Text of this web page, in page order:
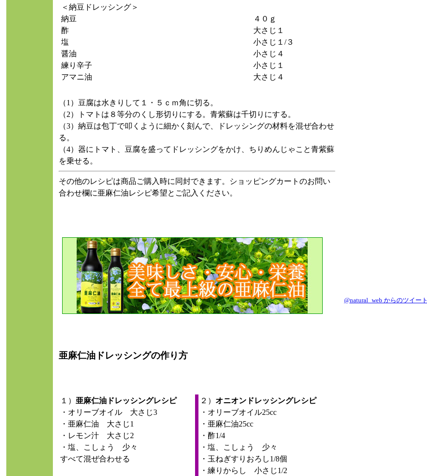
＜納豆ドレッシング＞
納豆
酢
塩
醤油
練り辛子
アマニ油
４０ｇ
大さじ１
小さじ１/３
小さじ４
小さじ１
大さじ４
（1）豆腐は水きりして１・５ｃｍ角に切る。
（2）トマトは８等分のくし形切りにする。青紫蘇は千切りにする。
（3）納豆は包丁で叩くように細かく刻んで、ドレッシングの材料を混ぜ合わせ
る。
（4）器にトマト、豆腐を盛ってドレッシングをかけ、ちりめんじゃこと青紫蘇
を乗せる。
その他のレシピは商品ご購入時に同封できます。ショッピングカートのお問い
合わせ欄に亜麻仁油レシピ希望とご記入ください。
亜麻仁油ドレッシングの作り方
１） 亜麻仁油ドレッシングレシピ
・オリーブオイル 大さじ3
・亜麻仁油 大さじ1
・レモン汁 大さじ2
・塩、こしょう 少々
すべて混ぜ合わせる
２） オニオンドレッシングレシピ
・オリーブオイル25cc
・亜麻仁油25cc
・酢1/4
・塩、こしょう 少々
・玉ねぎすりおろし1/8個
・練りからし 小さじ1/2
@natural_web からのツイート